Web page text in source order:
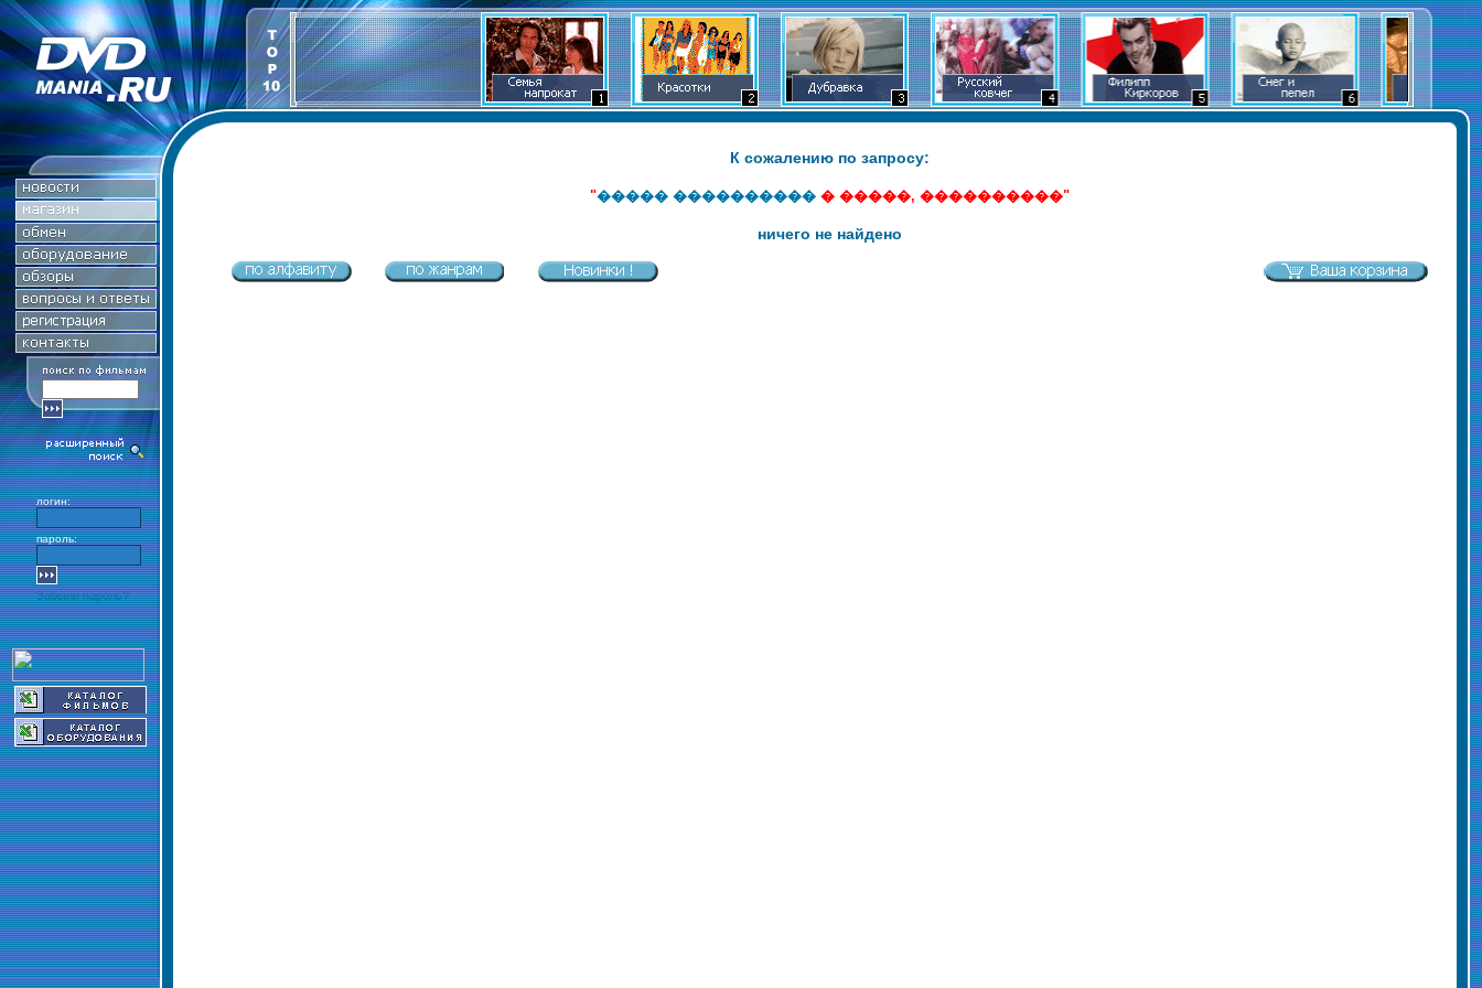
логин:
пароль:
Забыли пароль?
К сожалению по запросу:
"����� ����������� �����, ����������"
ничего не найдено